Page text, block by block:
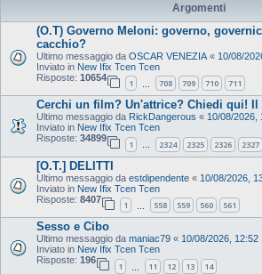
Argomenti
(O.T) Governo Meloni: governo,
cacchio?
Ultimo messaggio da OSCAR VENEZIA « 10/08/
Inviato in New Ifix Tcen Tcen
Risposte: 10654
1 708 709 710 711
Cerchi un film? Un'attrice? Chiedi qui!
Ultimo messaggio da RickDangerous « 10/08/2026,
Inviato in New Ifix Tcen Tcen
Risposte: 34899
1 … 2324 2325 2326 2327
[O.T.] DELITTI
Ultimo messaggio da estdipendente « 10/08/2026,
Inviato in New Ifix Tcen Tcen
Risposte: 8407
1 558 559 560 561
Sesso e Cibo
Ultimo messaggio da maniac79 « 10/08/2026, 12:52
Inviato in New Ifix Tcen Tcen
Risposte: 196
1 11 12 13 14